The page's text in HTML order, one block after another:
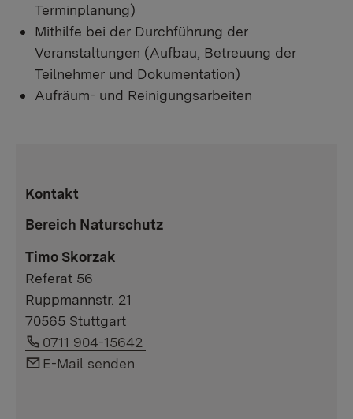
Terminplanung)
Mithilfe bei der Durchführung der
Veranstaltungen (Aufbau, Betreuung der
Teilnehmer und Dokumentation)
Aufräum- und Reinigungsarbeiten
Kontakt
Bereich Naturschutz
Timo Skorzak
Referat 56
Ruppmannstr. 21
70565 Stuttgart
Link to phone number:
0711 904-15642
Link to e-mail:
E-Mail senden